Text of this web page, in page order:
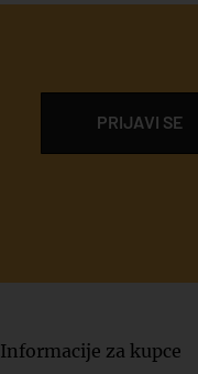
PRIJAVI SE
Informacije za kupce